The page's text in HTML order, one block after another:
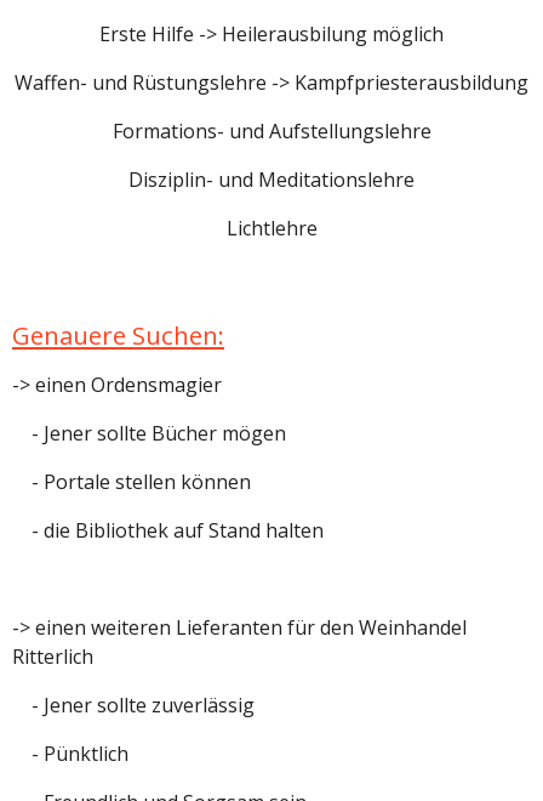
Erste Hilfe -> Heilerausbilung möglich
Waffen- und Rüstungslehre -> Kampfpriesterausbildung
Formations- und Aufstellungslehre
Disziplin- und Meditationslehre
Lichtlehre
Genauere Suchen:
-> einen Ordensmagier
- Jener sollte Bücher mögen
- Portale stellen können
- die Bibliothek auf Stand halten
-> einen weiteren Lieferanten für den Weinhandel
Ritterlich
- Jener sollte zuverlässig
- Pünktlich